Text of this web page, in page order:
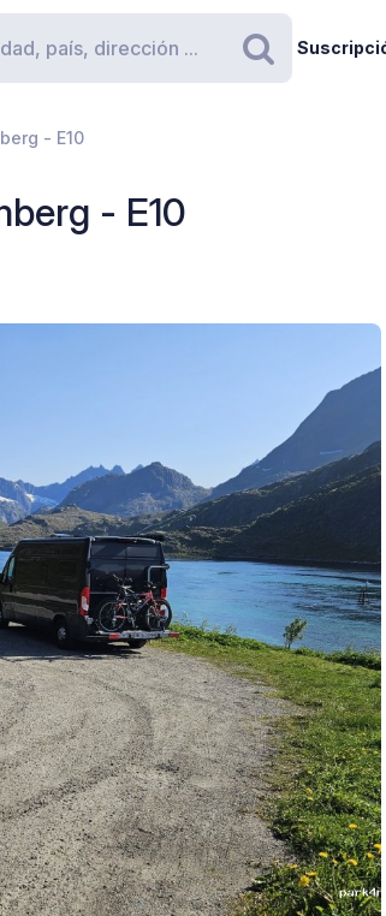
Buscar
- E10
- E10